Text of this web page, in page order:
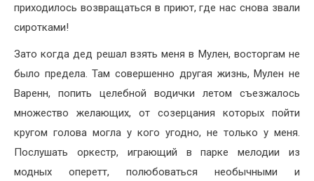
приходилось возвращаться в приют, где нас снова звали
сиротками!
Зато когда дед решал взять меня в Мулен, восторгам не
было предела. Там совершенно другая жизнь, Мулен не
Варенн, попить целебной водички летом съезжалось
множество желающих, от созерцания которых пойти
кругом голова могла у кого угодно, не только у меня.
Послушать оркестр, играющий в парке мелодии из
модных оперетт, полюбоваться необычными и